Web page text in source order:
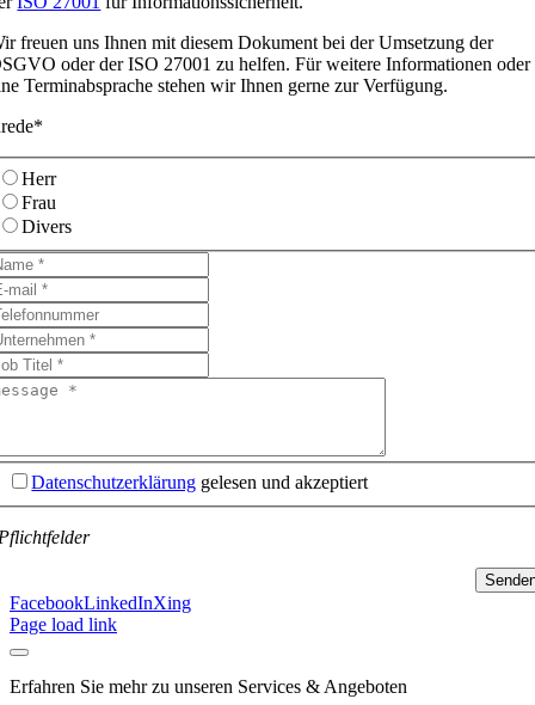
freuen uns Ihnen mit diesem Dokument bei der Umsetzung der
oder der ISO 27001 zu helfen. Für weitere Informationen oder
Terminabsprache stehen wir Ihnen gerne zur Verfügung.
Herr
Frau
Divers
Datenschutzerklärung gelesen und akzeptiert
FacebookLinkedInXing
Page load link
Erfahren Sie mehr zu unseren Services & Angeboten